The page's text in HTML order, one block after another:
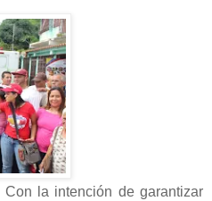
Con la intención de garantizar